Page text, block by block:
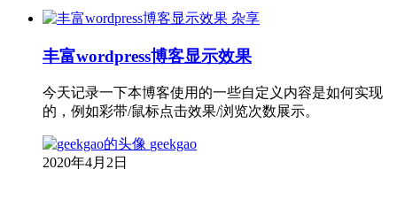
杂享
丰富wordpress博客显示效果
今天记录一下本博客使用的一些自定义内容是如何实现
的，例如彩带/鼠标点击效果/浏览次数展示。
geekgao
2020年4月2日